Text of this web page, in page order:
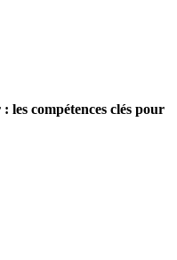
les compétences clés pour